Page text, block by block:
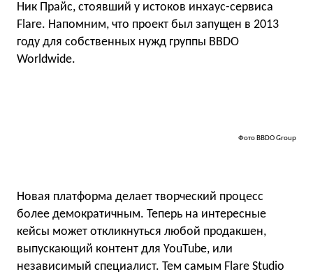
Ник Прайс, стоявший у истоков инхаус-сервиса
Flare. Напомним, что проект был запущен в 2013
году для собственных нужд группы BBDO
Worldwide.
Фото BBDO Group
Новая платформа делает творческий процесс
более демократичным. Теперь на интересные
кейсы может откликнуться любой продакшен,
выпускающий контент для YouTube, или
независимый специалист. Тем самым Flare Studio